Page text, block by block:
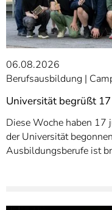
06.08.2026
Berufsausbildung
Universität begrüßt
Diese Woche haben 17
der Universität
Ausbildungsberufe ist